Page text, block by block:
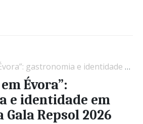
e identidade em destaque na Gala Repsol 2026
Évora”:
e identidade em
Repsol 2026